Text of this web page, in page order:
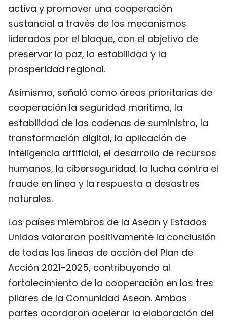
activa y promover una cooperación
sustancial a través de los mecanismos
liderados por el bloque, con el objetivo de
preservar la paz, la estabilidad y la
prosperidad regional.
Asimismo, señaló como áreas prioritarias de
cooperación la seguridad marítima, la
estabilidad de las cadenas de suministro, la
transformación digital, la aplicación de
inteligencia artificial, el desarrollo de recursos
humanos, la ciberseguridad, la lucha contra el
fraude en línea y la respuesta a desastres
naturales.
Los países miembros de la Asean y Estados
Unidos valoraron positivamente la conclusión
de todas las líneas de acción del Plan de
Acción 2021-2025, contribuyendo al
fortalecimiento de la cooperación en los tres
pilares de la Comunidad Asean. Ambas
partes acordaron acelerar la elaboración del